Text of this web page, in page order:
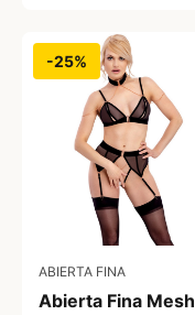
-25%
ABIERTA FINA
Abierta Fina Mesh